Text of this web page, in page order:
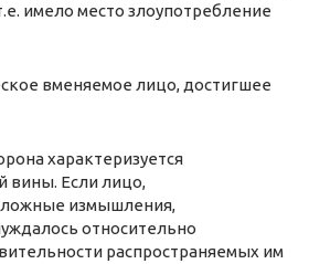
имело место злоупотребление
вменяемое лицо, достигшее
характеризуется
Если лицо,
измышления,
относительно
распространяемых им